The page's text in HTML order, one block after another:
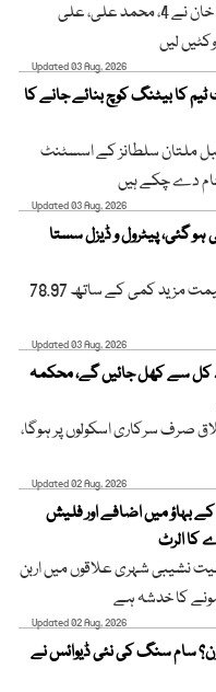
پاکستان کی جانب سے ساجد خان نے 4، محمد علی، علی
لیں
Updated 03 Aug, 2026
کا بیٹنگ کوچ بنائے جانے کا
ملتان سلطانز کے اسسٹنٹ
دے چکے ہیں
Updated 03 Aug, 2026
گئی، پیٹرول و ڈیزل سستا
امریکی خام تیل کی فی بیرل قیمت مزید کمی کے ساتھ 78.97
Updated 03 Aug, 2026
کل سے کھل جائیں گے، محکمہ
کا اطلاق صرف سرکاری اسکولوں پر ہوگا،
Updated 02 Aug, 2026
بہاؤ میں اضافے اور فلیش
کا الرٹ
نشیبی شہری علاقوں میں اربن
کا خدشہ ہے
Updated 02 Aug, 2026
سام سنگ کی نئی ڈیوائس نے